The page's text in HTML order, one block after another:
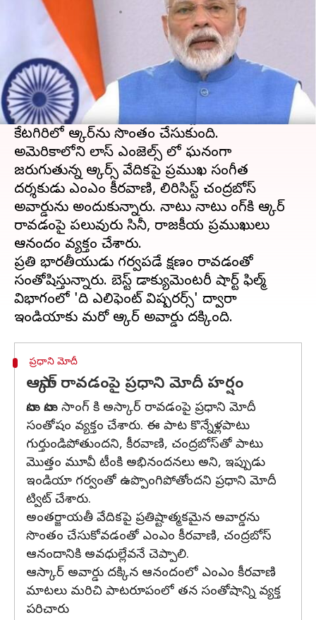
Jayachandra Akuri Mar 13, 2023 10:44 am
ఈ వార్తాకథనం ఏంటి
ఆస్కార్ అవార్డ్స్2023 వేడుక అంగరంగ వైభవంగా
జరిగింది. భారతీయ సినీ ప్రపంచం గర్వించేలా
ఆర్ఆర్ఆర్లోని నాటు నాటు బెస్ట్ ఒరిజినల్ సాంగ్
కేటగిరిలో ఆస్కార్‌ను సొంతం చేసుకుంది.
అమెరికాలోని లాస్ ఎంజెల్స్ లో ఘనంగా
జరుగుతున్న ఆస్కార్స్ వేదికపై ప్రముఖ సంగీత
దర్శకుడు ఎంఎం కీరవాణి, లిరిసిస్ట్ చంద్రబోస్
అవార్డును అందుకున్నారు. నాటు నాటు సాంగ్‌కి ఆస్కార్
రావడంపై పలువురు సినీ, రాజకీయ ప్రముఖులు
ఆనందం వ్యక్తం చేశారు.
ప్రతి భారతీయుడు గర్వపడే క్షణం రావడంతో
సంతోషిస్తున్నారు. బెస్ట్ డాక్యుమెంటరీ షార్ట్ ఫిల్మ్
విభాగంలో 'ది ఎలిఫెంట్ విష్పరర్స్' ద్వారా
ప్రధాని మోదీ
ఆస్కార్ రావడంపై ప్రధాని మోదీ హర్షం
నాటు నాటు సాంగ్ కి అస్కార్ రావడంపై ప్రధాని మోదీ
సంతోషం వ్యక్తం చేశారు. ఈ పాట కొన్నేళ్లపాటు
గుర్తుండిపోతుందని, కీరవాణి, చంద్రబోస్‌తో పాటు
మొత్తం మూవీ టీంకి అభినందనలు అని, ఇప్పుడు
ఇండియా గర్వంతో ఉప్పొంగిపోతోందని ప్రధాని మోదీ
ట్విట్ చేశారు.
అంతర్జాయతీ వేదికపై ప్రతిష్టాత్మకమైన అవార్డను
సొంతం చేసుకోవడంతో ఎంఎం కీరవాణి, చంద్రబోస్
ఆనందానికి అవధుల్లేవనే చెప్పాలి.
ఆస్కార్ అవార్డు దక్కిన ఆనందంలో ఎంఎం కీరవాణి
మాటలు మరిచి పాటరూపంలో తన సంతోషాన్ని వ్యక్త
పరిచారు